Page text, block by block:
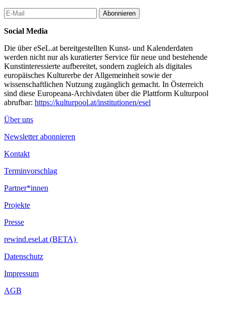
Abonnieren
Social Media
Die über eSeL.at bereitgestellten Kunst- und Kalenderdaten
werden nicht nur als kuratierter Service für neue und bestehende
Kunstinteressierte aufbereitet, sondern zugleich als digitales
europäisches Kulturerbe der Allgemeinheit sowie der
wissenschaftlichen Nutzung zugänglich gemacht. In Österreich
sind diese Europeana-Archivdaten über die Plattform Kulturpool
abrufbar: https://kulturpool.at/institutionen/esel
Über uns
Newsletter abonnieren
Kontakt
Terminvorschlag
Partner*innen
Projekte
Presse
rewind.esel.at (BETA)
Datenschutz
Impressum
AGB